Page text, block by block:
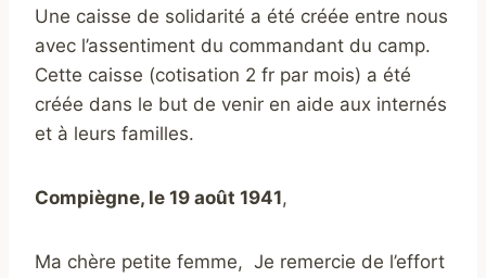
Une caisse de solidarité a été créée entre nous
avec l’assentiment du commandant du camp.
Cette caisse (cotisation 2 fr par mois) a été
créée dans le but de venir en aide aux internés
et à leurs familles.
Compiègne, le 19 août 1941,
Ma chère petite femme, Je remercie de l’effort